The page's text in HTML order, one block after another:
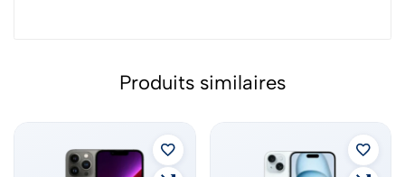
Produits similaires